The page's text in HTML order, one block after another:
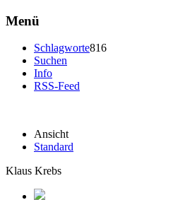
Menü
Schlagworte816
Suchen
Info
RSS-Feed
Ansicht
Standard
Klaus Krebs